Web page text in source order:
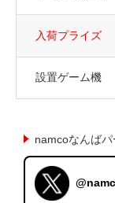
入荷プライズ
設置ゲーム機
namcoなんばパ